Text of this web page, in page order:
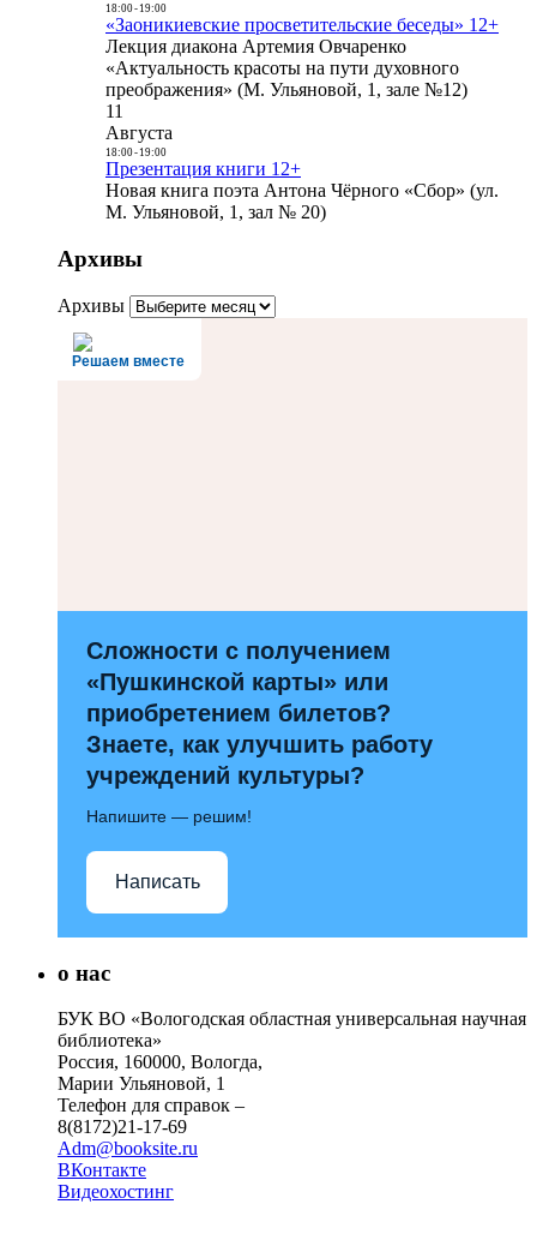
18:00- 19:00
«Заоникиевские просветительские беседы» 12+
Лекция диакона Артемия Овчаренко
«Актуальность красоты на пути духовного
преображения» (М. Ульяновой, 1, зале №12)
11
Августа
18:00- 19:00
Презентация книги 12+
Новая книга поэта Антона Чёрного «Сбор» (ул.
М. Ульяновой, 1, зал № 20)
Архивы
Архивы
Решаем вместе
Сложности с получением
«Пушкинской карты» или
приобретением билетов?
Знаете, как улучшить работу
учреждений культуры?
Напишите — решим!
Написать
о нас
БУК ВО «Вологодская областная универсальная научная
библиотека»
Россия, 160000, Вологда,
Марии Ульяновой, 1
Телефон для справок –
8(8172)21-17-69
Adm@booksite.ru
ВКонтакте
Видеохостинг